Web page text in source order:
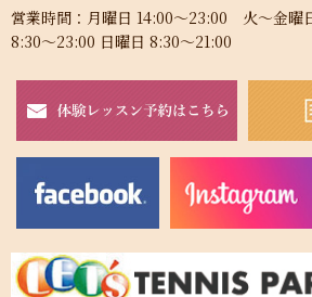
営業時間：月曜日 14:00～23:00 火～金曜
8:30～23:00 日曜日 8:30～21:00